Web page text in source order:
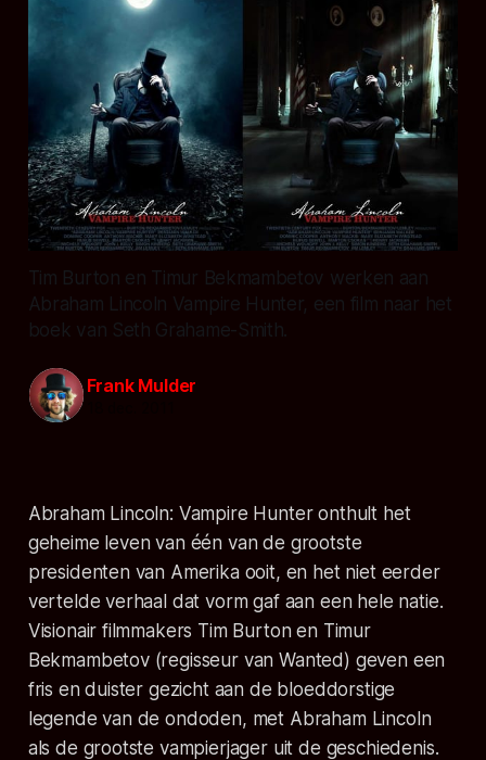
Tim Burton en Timur Bekmambetov werken aan
Abraham Lincoln Vampire Hunter, een film naar het
boek van Seth Grahame-Smith.
Frank Mulder
Abraham Lincoln: Vampire Hunter onthult het
geheime leven van één van de grootste
presidenten van Amerika ooit, en het niet eerder
vertelde verhaal dat vorm gaf aan een hele natie.
Visionair filmmakers Tim Burton en Timur
Bekmambetov (regisseur van Wanted) geven een
fris en duister gezicht aan de bloeddorstige
legende van de ondoden, met Abraham Lincoln
als de grootste vampierjager uit de geschiedenis.